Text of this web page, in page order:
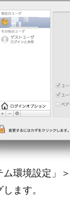
ム環境設定」
ます。